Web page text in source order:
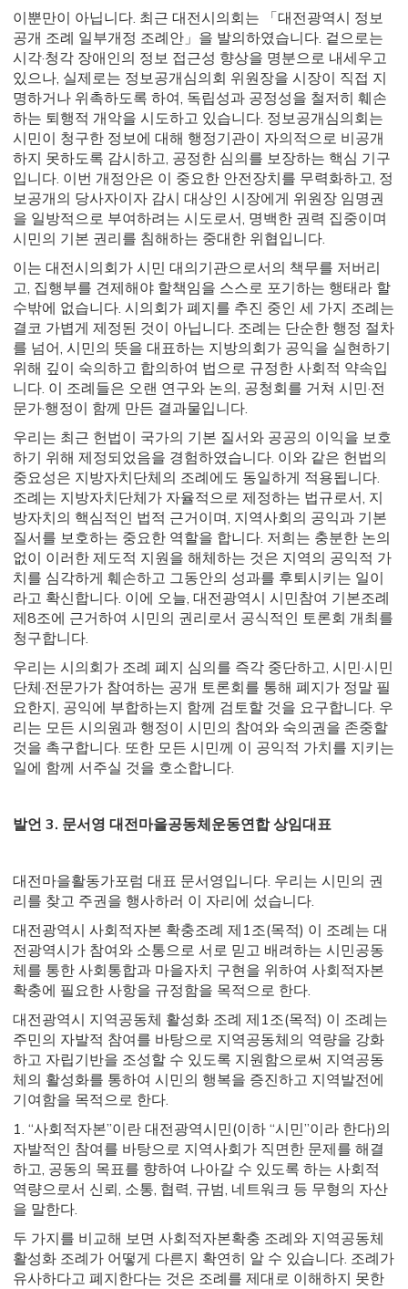
이뿐만이 아닙니다. 최근 대전시의회는 「대전광역시 정보
공개 조례 일부개정 조례안」을 발의하였습니다. 겉으로는
시각·청각 장애인의 정보 접근성 향상을 명분으로 내세우고
있으나, 실제로는 정보공개심의회 위원장을 시장이 직접 지
명하거나 위촉하도록 하여, 독립성과 공정성을 철저히 훼손
하는 퇴행적 개악을 시도하고 있습니다. 정보공개심의회는
시민이 청구한 정보에 대해 행정기관이 자의적으로 비공개
하지 못하도록 감시하고, 공정한 심의를 보장하는 핵심 기구
입니다. 이번 개정안은 이 중요한 안전장치를 무력화하고, 정
보공개의 당사자이자 감시 대상인 시장에게 위원장 임명권
을 일방적으로 부여하려는 시도로서, 명백한 권력 집중이며
시민의 기본 권리를 침해하는 중대한 위협입니다.
이는 대전시의회가 시민 대의기관으로서의 책무를 저버리
고, 집행부를 견제해야 할책임을 스스로 포기하는 행태라 할
수밖에 없습니다. 시의회가 폐지를 추진 중인 세 가지 조례는
결코 가볍게 제정된 것이 아닙니다. 조례는 단순한 행정 절차
를 넘어, 시민의 뜻을 대표하는 지방의회가 공익을 실현하기
위해 깊이 숙의하고 합의하여 법으로 규정한 사회적 약속입
니다. 이 조례들은 오랜 연구와 논의, 공청회를 거쳐 시민·전
문가·행정이 함께 만든 결과물입니다.
우리는 최근 헌법이 국가의 기본 질서와 공공의 이익을 보호
하기 위해 제정되었음을 경험하였습니다. 이와 같은 헌법의
중요성은 지방자치단체의 조례에도 동일하게 적용됩니다.
조례는 지방자치단체가 자율적으로 제정하는 법규로서, 지
방자치의 핵심적인 법적 근거이며, 지역사회의 공익과 기본
질서를 보호하는 중요한 역할을 합니다. 저희는 충분한 논의
없이 이러한 제도적 지원을 해체하는 것은 지역의 공익적 가
치를 심각하게 훼손하고 그동안의 성과를 후퇴시키는 일이
라고 확신합니다. 이에 오늘, 대전광역시 시민참여 기본조례
제8조에 근거하여 시민의 권리로서 공식적인 토론회 개최를
청구합니다.
우리는 시의회가 조례 폐지 심의를 즉각 중단하고, 시민·시민
단체·전문가가 참여하는 공개 토론회를 통해 폐지가 정말 필
요한지, 공익에 부합하는지 함께 검토할 것을 요구합니다. 우
리는 모든 시의원과 행정이 시민의 참여와 숙의권을 존중할
것을 촉구합니다. 또한 모든 시민께 이 공익적 가치를 지키는
일에 함께 서주실 것을 호소합니다.
발언 3. 문서영 대전마을공동체운동연합 상임대표
대전마을활동가포럼 대표 문서영입니다. 우리는 시민의 권
리를 찾고 주권을 행사하러 이 자리에 섰습니다.
대전광역시 사회적자본 확충조례 제1조(목적) 이 조례는 대
전광역시가 참여와 소통으로 서로 믿고 배려하는 시민공동
체를 통한 사회통합과 마을자치 구현을 위하여 사회적자본
확충에 필요한 사항을 규정함을 목적으로 한다.
대전광역시 지역공동체 활성화 조례 제1조(목적) 이 조례는
주민의 자발적 참여를 바탕으로 지역공동체의 역량을 강화
하고 자립기반을 조성할 수 있도록 지원함으로써 지역공동
체의 활성화를 통하여 시민의 행복을 증진하고 지역발전에
기여함을 목적으로 한다.
1. “사회적자본”이란 대전광역시민(이하 “시민”이라 한다)의
자발적인 참여를 바탕으로 지역사회가 직면한 문제를 해결
하고, 공동의 목표를 향하여 나아갈 수 있도록 하는 사회적
역량으로서 신뢰, 소통, 협력, 규범, 네트워크 등 무형의 자산
을 말한다.
두 가지를 비교해 보면 사회적자본확충 조례와 지역공동체
활성화 조례가 어떻게 다른지 확연히 알 수 있습니다. 조례가
유사하다고 폐지한다는 것은 조례를 제대로 이해하지 못한